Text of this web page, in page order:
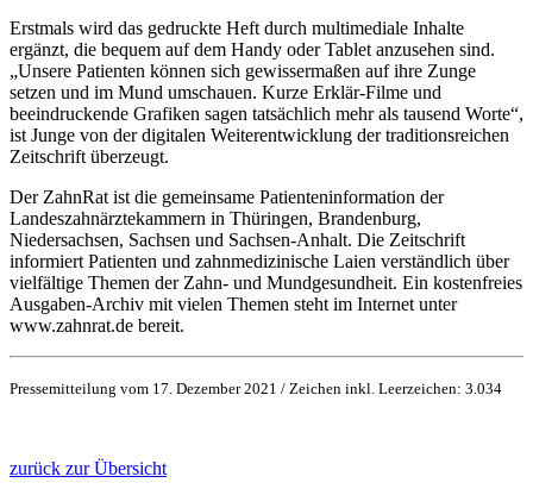
Erstmals wird das gedruckte Heft durch multimediale Inhalte
ergänzt, die bequem auf dem Handy oder Tablet anzusehen sind.
„Unsere Patienten können sich gewissermaßen auf ihre Zunge
setzen und im Mund umschauen. Kurze Erklär-Filme und
beeindruckende Grafiken sagen tatsächlich mehr als tausend Worte“,
ist Junge von der digitalen Weiterentwicklung der traditionsreichen
Zeitschrift überzeugt.
Der ZahnRat ist die gemeinsame Patienteninformation der
Landeszahnärztekammern in Thüringen, Brandenburg,
Niedersachsen, Sachsen und Sachsen-Anhalt. Die Zeitschrift
informiert Patienten und zahnmedizinische Laien verständlich über
vielfältige Themen der Zahn- und Mundgesundheit. Ein kostenfreies
Ausgaben-Archiv mit vielen Themen steht im Internet unter
www.zahnrat.de bereit.
Pressemitteilung vom 17. Dezember 2021 / Zeichen inkl. Leerzeichen: 3.034
zurück zur Übersicht